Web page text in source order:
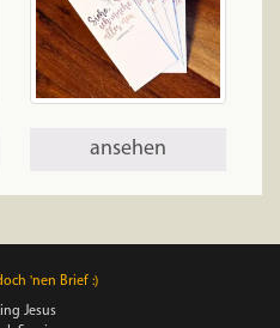
ansehen
'nen Brief :)
Jesus